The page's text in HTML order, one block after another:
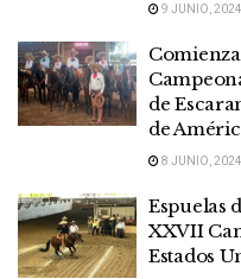
9 JUNIO, 2024
de
de
8 JUNIO, 2024
Espuelas
XXVII
Estados